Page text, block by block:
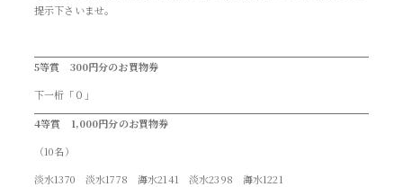
提示下さいませ。
5等賞 300円分のお買物券
下一桁「０」
4等賞
1,000円分のお買物券
（10名）
淡水1370 淡水1778 海水2141 淡水2398 海水1221